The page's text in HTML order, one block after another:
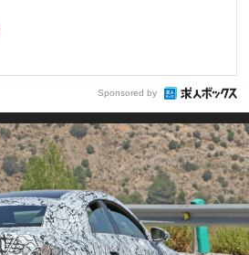
Sponsored by